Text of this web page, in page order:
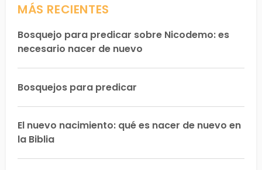
MÁS RECIENTES
Bosquejo para predicar sobre Nicodemo: es
necesario nacer de nuevo
Bosquejos para predicar
El nuevo nacimiento: qué es nacer de nuevo en
la Biblia